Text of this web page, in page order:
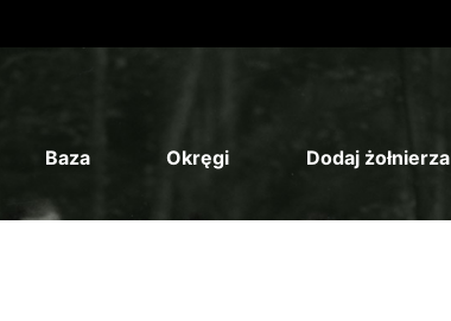
Baza Okręgi Dodaj żołnierza